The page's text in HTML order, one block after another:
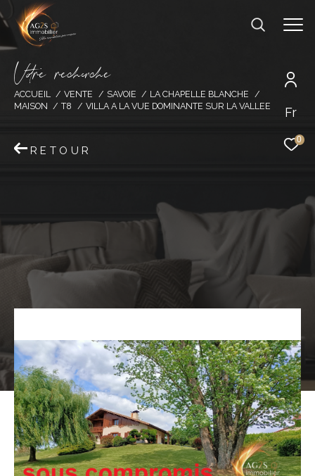
Fr
0
Vore recece
ACCUEIL VENTE SAVOIE
LA CHAPELLE BLANCHE
MAISON
T8 VILLA A LA VUE DOMINANTE SUR LA VALLEE
RETOUR